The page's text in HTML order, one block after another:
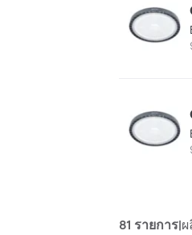
81 รายการ